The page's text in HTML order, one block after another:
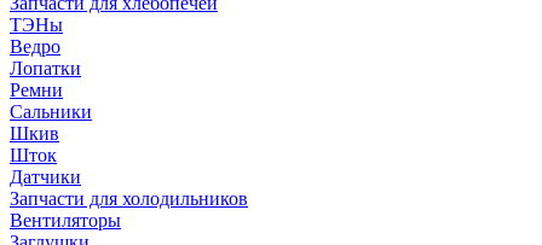
ТЭНы
Ведро
Лопатки
Ремни
Сальники
Шкив
Шток
Датчики
Запчасти для холодильников
Вентиляторы